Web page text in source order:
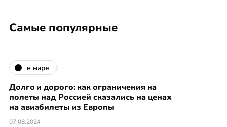
Самые популярные
в мире
Долго и дорого: как ограничения на
полеты над Россией сказались на ценах
на авиабилеты из Европы
07.08.2024